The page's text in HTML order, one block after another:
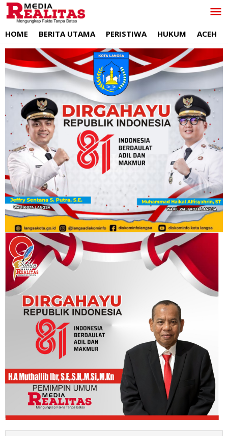
Lewati
ke
HOME BERITA UTAMA PERISTIWA HUKUM ACEH